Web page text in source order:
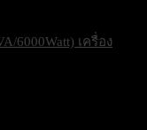
6000Watt) เครื่อง